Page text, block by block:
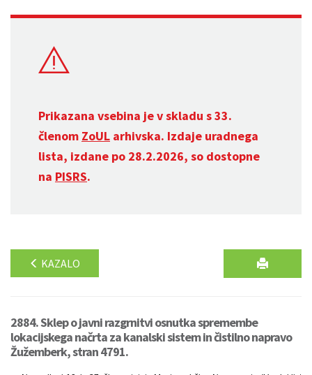
Prikazana vsebina je v skladu s 33.
členom ZoUL arhivska. Izdaje uradnega
lista, izdane po 28.2.2026, so dostopne
na PISRS.
KAZALO
2884. Sklep o javni razgrnitvi osnutka spremembe
lokacijskega načrta za kanalski sistem in čistilno napravo
Žužemberk, stran 4791.